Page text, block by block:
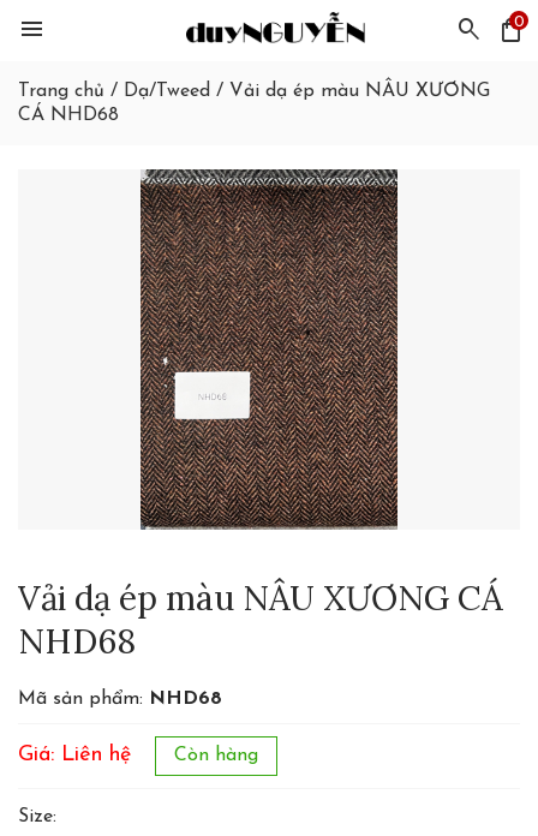
menu search shopping_bag
0
Trang chủ / Dạ/Tweed / Vải dạ ép màu NÂU XƯƠNG
CÁ NHD68
Vải dạ ép màu NÂU XƯƠNG CÁ
NHD68
Mã sản phẩm: NHD68
Giá: Liên hệ Còn hàng
Size: